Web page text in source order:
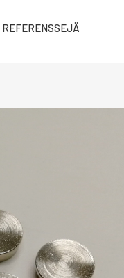
REFERENSSEJÄ